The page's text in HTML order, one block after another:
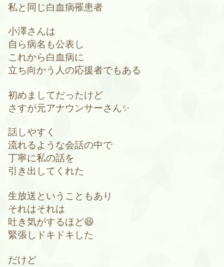
私と同じ白血病罹患者
小澤さんは
自ら病名も公表し
これから白血病に
立ち向かう人の応援者でもある
初めましてだったけど
さすが元アナウンサーさん✨
話しやすく
流れるような会話の中で
丁寧に私の話を
引き出してくれた
生放送ということもあり
それはそれは
吐き気がするほど😆
緊張しドキドキした
だけど